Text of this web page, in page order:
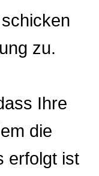
zu.
Ihre
die
erfolgt ist